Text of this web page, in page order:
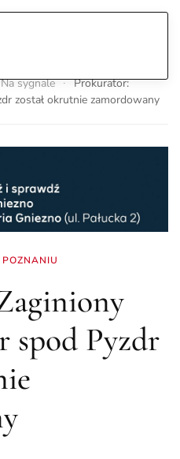
Na sygnale
Prokurator:
został okrutnie zamordowany
spod Pyzdr